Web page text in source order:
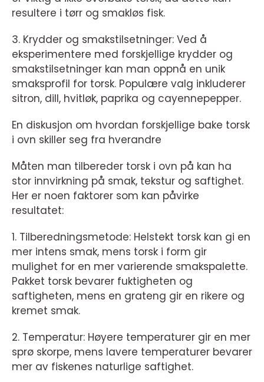
resultere i tørr og smakløs fisk.
3. Krydder og smakstilsetninger: Ved å
eksperimentere med forskjellige krydder og
smakstilsetninger kan man oppnå en unik
smaksprofil for torsk. Populære valg inkluderer
sitron, dill, hvitløk, paprika og cayennepepper.
En diskusjon om hvordan forskjellige bake torsk
i ovn skiller seg fra hverandre
Måten man tilbereder torsk i ovn på kan ha
stor innvirkning på smak, tekstur og saftighet.
Her er noen faktorer som kan påvirke
resultatet:
1. Tilberedningsmetode: Helstekt torsk kan gi en
mer intens smak, mens torsk i form gir
mulighet for en mer varierende smakspalette.
Pakket torsk bevarer fuktigheten og
saftigheten, mens en grateng gir en rikere og
kremet smak.
2. Temperatur: Høyere temperaturer gir en mer
sprø skorpe, mens lavere temperaturer bevarer
mer av fiskenes naturlige saftighet.